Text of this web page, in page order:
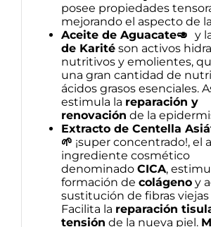
posee propiedades
mejorando el aspecto de
Aceite de Aguacate🥑 y
de Karitéson activos
nutritivos y emolientes,
una gran cantidad de
ácidos grasos esenciales.
estimula la reparación y
renovación de la
Extracto de Centella
🌱 ¡super concentrado!, el
ingrediente cosmético
denominado CICA,
formación de colágenoy
sustitución de fibras viejas
Facilita la reparación
tensión de la nueva piel.